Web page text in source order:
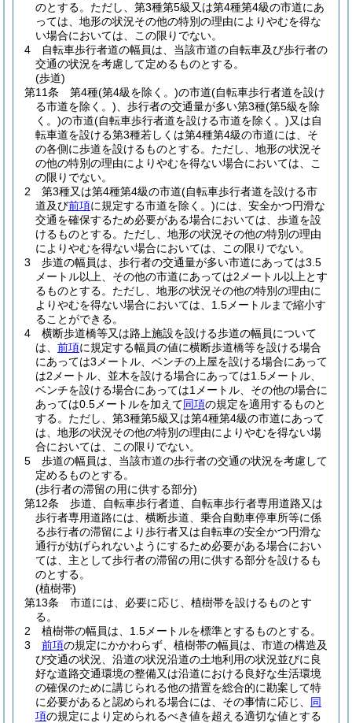
のとする。 ただし、第3種第5級又は第4種第4級の市道にあ
っては、地形の状況その他の特別の理由によりやむを得な
い場合においては、この限りでない。
4
自転車歩行者道の幅員は、当該市道の自転車及び歩行者の
交通の状況を考慮して定めるものとする。
(歩道)
第11条
第4種(第4級を除く。)の市道(自転車歩行者道を設け
る市道を除く。) 、歩行者の交通量が多い第3種(第5級を除
く。)の市道(自転車歩行者道を設ける市道を除く。)又は自
転車道を設ける第3種若しくは第4種第4級の市道には、そ
の各側に歩道を設けるものとする。 ただし、地形の状況そ
の他の特別の理由によりやむを得ない場合においては、こ
の限りでない。
2
第3種又は第4種第4級の市道(自転車歩行者道を設ける市
道及び前項に規定する市道を除く。)には、安全かつ円滑な
交通を確保するため必要がある場合においては、歩道を設
けるものとする。 ただし、地形の状況その他の特別の理由
によりやむを得ない場合においては、この限りでない。
3
歩道の幅員は、歩行者の交通量が多い市道にあっては3.5
メートル以上、その他の市道にあっては2メートル以上とす
るものとする。 ただし、地形の状況その他の特別の理由に
よりやむを得ない場合においては、1.5メートルまで縮小す
ることができる。
4
横断歩道橋等又は路上施設を設ける歩道の幅員について
は、 前項に規定する幅員の値に横断歩道橋等を設ける場合
にあっては3メートル、ベンチの上屋を設ける場合にあって
は2メートル、並木を設ける場合にあっては1.5メートル、
ベンチを設ける場合にあっては1メートル、その他の場合に
あっては0.5メートルを加えて同項の規定を適用するものと
する。 ただし、第3種第5級又は第4種第4級の市道にあって
は、地形の状況その他の特別の理由によりやむを得ない場
合においては、この限りでない。
5
歩道の幅員は、当該市道の歩行者の交通の状況を考慮して
定めるものとする。
(歩行者の滞留の用に供する部分)
第12条
歩道、自転車歩行者道、自転車歩行者専用道路又は
歩行者専用道路には、横断歩道、乗合自動車停車所等に係
る歩行者の滞留により歩行者又は自転車の安全かつ円滑な
通行が妨げられないようにするため必要がある場合におい
ては、主として歩行者の滞留の用に供する部分を設けるも
のとする。
(植樹帯)
第13条
市道には、必要に応じ、植樹帯を設けるものとす
る。
2
植樹帯の幅員は、1.5メートルを標準とするものとする。
3
前項の規定にかかわらず、植樹帯の幅員は、市道の構造及
び交通の状況、沿道の状況沿道の土地利用の状況並びに良
好な道路交通環境の整備又は沿道における良好な生活環境
の確保のために講じられる他の措置を総合的に勘案して特
に必要があると認められる場合には、その事情に応じ、 同
項の規定により定められるべき値を超える適切な値とする